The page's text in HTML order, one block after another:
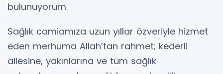
bulunuyorum.
Sağlık camiamıza uzun yıllar özveriyle hizmet
eden merhuma Allah’tan rahmet; kederli
ailesine, yakınlarına ve tüm sağlık